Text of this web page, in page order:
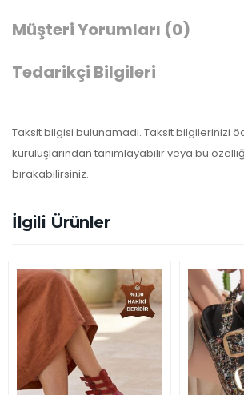
Müşteri Yorumları (0)
Tedarikçi Bilgileri
Taksit bilgisi bulunamadı. Taksit bilgilerinizi
kuruluşlarından tanımlayabilir veya bu
bırakabilirsiniz.
İlgili Ürünler